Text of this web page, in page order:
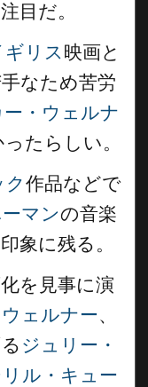
目だ。
ギリス映画と
なため苦労
・ウェルナ
たらしい。
作品などで
マンの音楽
象に残る。
を見事に演
ェルナー、
ジュリー・
ル・キュー